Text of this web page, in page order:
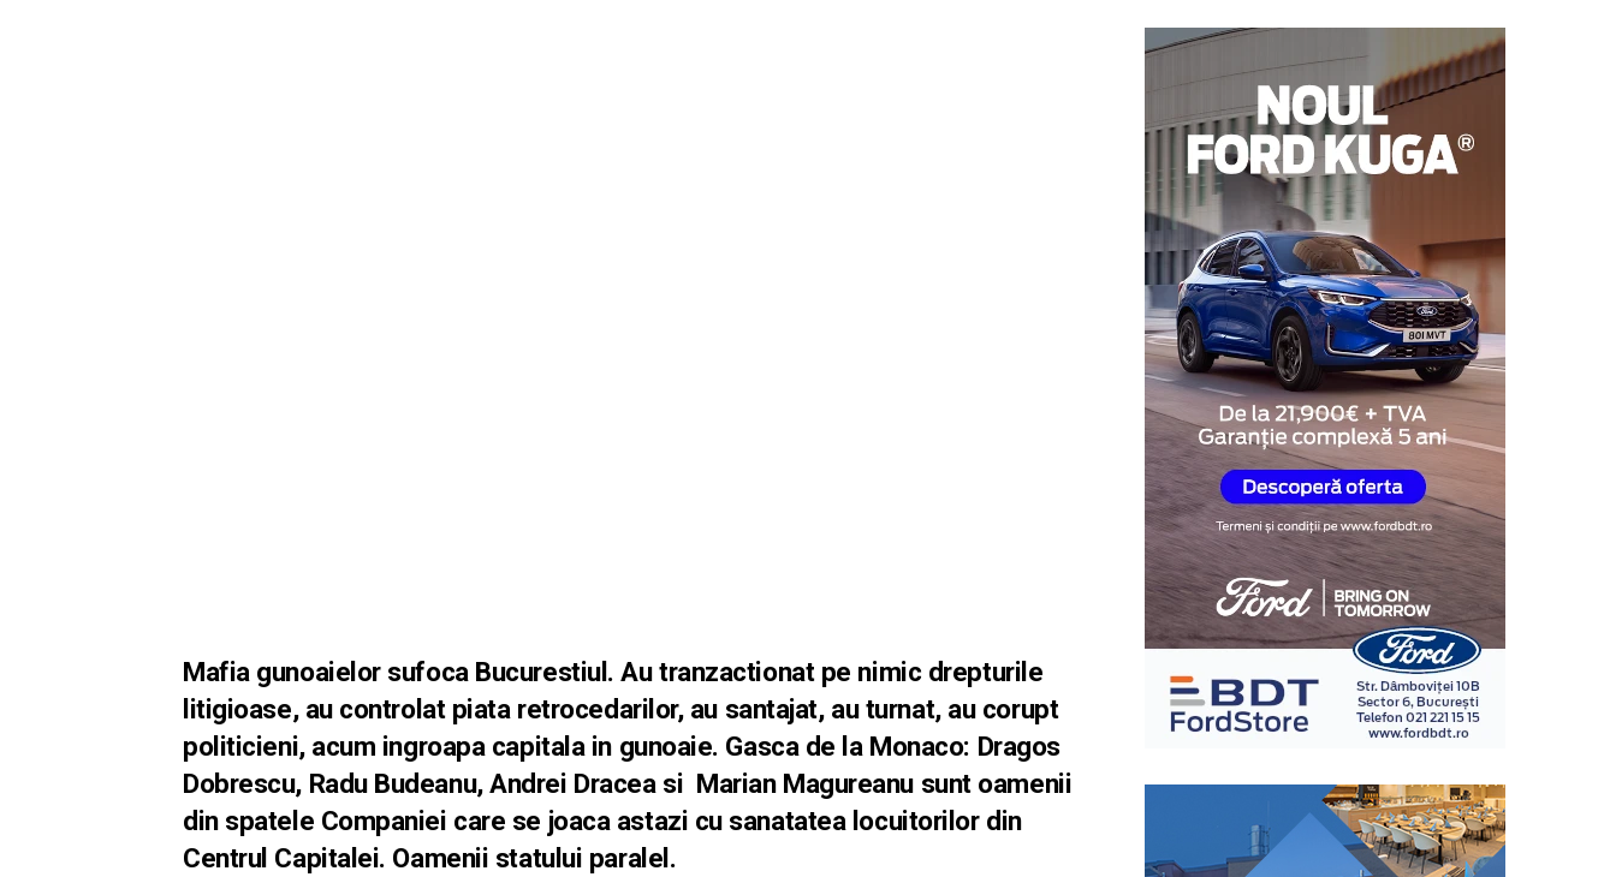
Mafia gunoaielor sufoca Bucurestiul. Au tranzactionat pe nimic drepturile
litigioase, au controlat piata retrocedarilor, au santajat, au turnat, au corupt
politicieni, acum ingroapa capitala in gunoaie. Gasca de la Monaco: Dragos
Dobrescu, Radu Budeanu, Andrei Dracea si Marian Magureanu sunt oamenii
din spatele Companiei care se joaca astazi cu sanatatea locuitorilor din
Centrul Capitalei. Oamenii statului paralel.